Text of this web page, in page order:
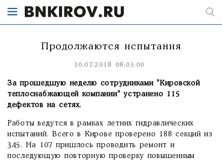
Продолжаются испытания
10.07.2018 08:03:00
За прошедшую неделю сотрудниками "Кировской
теплоснабжающей компании" устранено 115
дефектов на сетях.
Работы ведутся в рамках летних гидравлических
испытаний. Всего в Кирове проверено 188 секций из
345. На 107 пришлось проводить ремонт и
последующую повторную проверку повышенным